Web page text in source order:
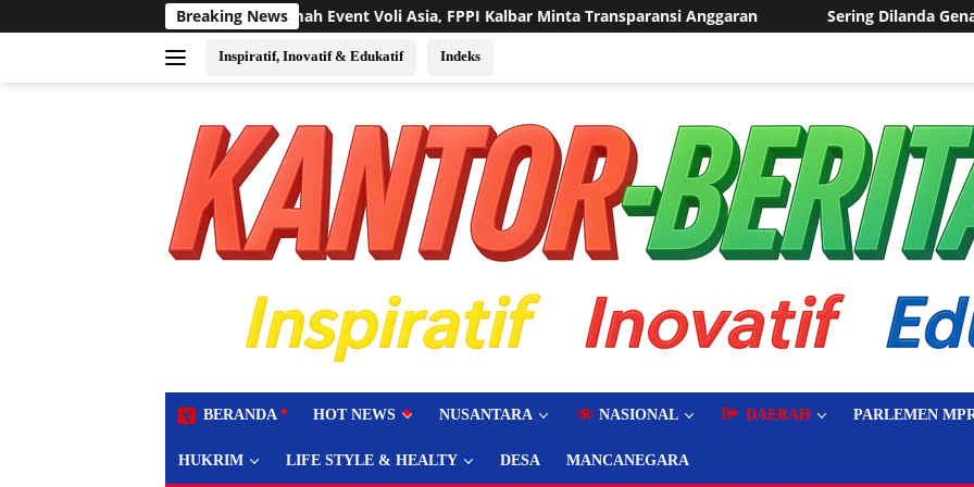
ke
Breaking News
Rumah Event Voli Asia, FPPI Kalbar Minta Transparansi Anggaran Sering Dilanda Genangan, Desa Sukaraja Usulkan
Inspiratif, Inovatif & Edukatif Indeks
BERANDA HOT NEWS NUSANTARA NASIONAL DAERAH PARLEMEN
HUKRIM LIFE STYLE & HEALTY DESA MANCANEGARA